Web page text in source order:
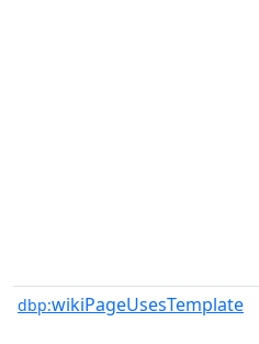
dbp:wikiPageUsesTemplate